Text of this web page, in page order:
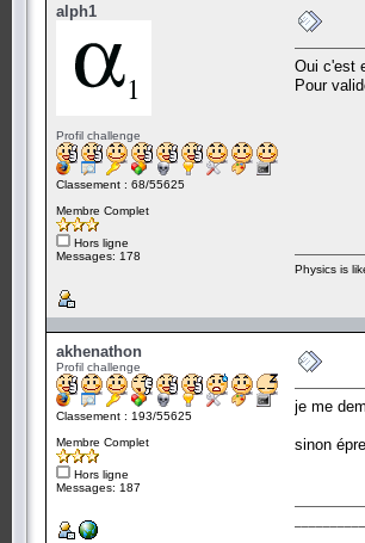
alph1
Profil challenge
Classement : 68/55625
Membre Complet
Hors ligne
Messages: 178
Oui c'est
Pour
Physics is
akhenathon
Profil challenge
Classement : 193/55625
Membre Complet
Hors ligne
Messages: 187
je me
sinon